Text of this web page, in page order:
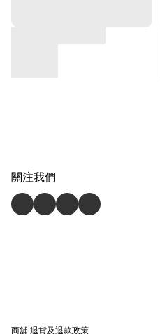
關注我們
商舖退貨及退款政策